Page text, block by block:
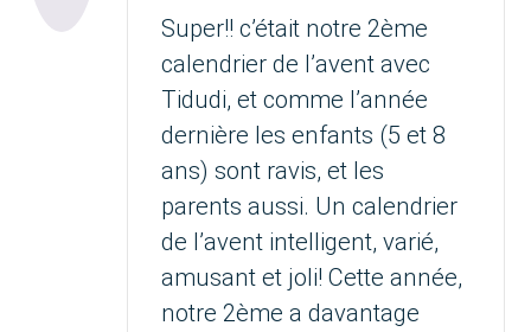
Super!! c’était notre 2ème
calendrier de l’avent avec
Tidudi, et comme l’année
dernière les enfants (5 et 8
ans) sont ravis, et les
parents aussi. Un calendrier
de l’avent intelligent, varié,
amusant et joli! Cette année,
notre 2ème a davantage